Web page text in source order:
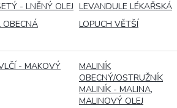
- LNĚNÝ OLEJ LEVANDULE LÉKAŘSKÁ
OBECNÁ LOPUCH VĚTŠÍ
- MAKOVÝ
MALINÍK
OBECNÝ/OSTRUŽNÍK
MALINÍK - MALINA,
MALINOVÝ OLEJ